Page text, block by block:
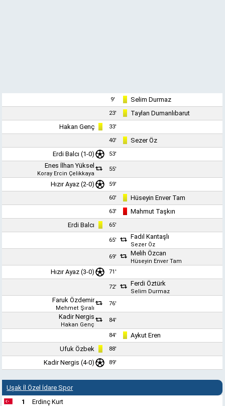
9' Selim Durmaz
23'
Taylan Dumanlıbarut
Hakan Genç
33'
40'
Sezer Öz
Erdi Balcı (1-0) 53'
Enes İlhan Yüksel
Koray Ercin Çelikkaya
55'
Hızır Ayaz (2-0) 59'
60' Hüseyin Enver Tam
63'
Mahmut Taşkın
Erdi Balcı
65'
65' Fadıl Kantaşlı
Sezer Öz
69'
Melih Özcan
Hüseyin Enver Tam
Hızır Ayaz (3-0) 71'
72' Ferdi Öztürk
Selim Durmaz
Faruk Özdemir
Mehmet Şıralı
76'
Kadir Nergis
Hakan Genç
84'
84'
Aykut Eren
Ufuk Özbek
88'
Kadir Nergis (4-0) 89'
Uşak İl Özel İdare Spor
1
Erdinç Kurt